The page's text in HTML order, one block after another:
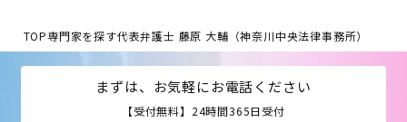
TOP専門家を探す代表弁護士 藤原 大輔（神奈川中央法律事務所）
まずは、お気軽にお電話ください
【受付無料】24時間365日受付